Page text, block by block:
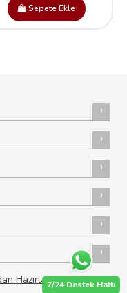
7/24 Destek Hattı
Sepete Ekle
Hazırlanmıştır